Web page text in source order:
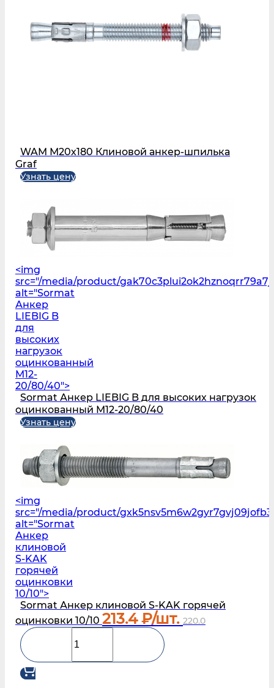
WAM М20х180 Клиновой анкер-шпилька
Graf
Узнать цену
<img
src="/media/product/
alt="Sormat
Анкер
LIEBIG B
для
высоких
нагрузок
оцинкованный
M12-
20/80/40">
Sormat Анкер LIEBIG B для высоких нагрузок
оцинкованный M12-20/80/40
Узнать цену
<img
src="/media/product/
alt="Sormat
Анкер
клиновой
S‑KAK
горячей
оцинковки
10/10">
Sormat Анкер клиновой S‑KAK горячей
оцинковки 10/10 213.4₽/шт. 220.0